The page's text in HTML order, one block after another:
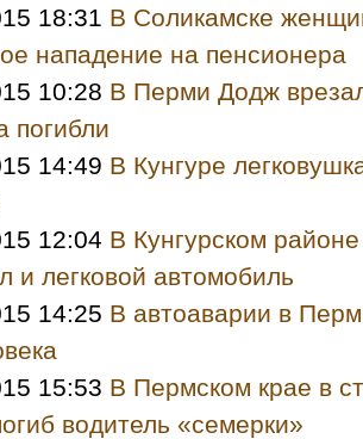
18:31 В Соликамске
нападение на пенсионера
10:28 В Перми Додж
погибли
14:49 В Кунгуре
12:04 В Кунгурском
и легковой автомобиль
14:25 В автоаварии в
15:53 В Пермском крае в
водитель «семерки»